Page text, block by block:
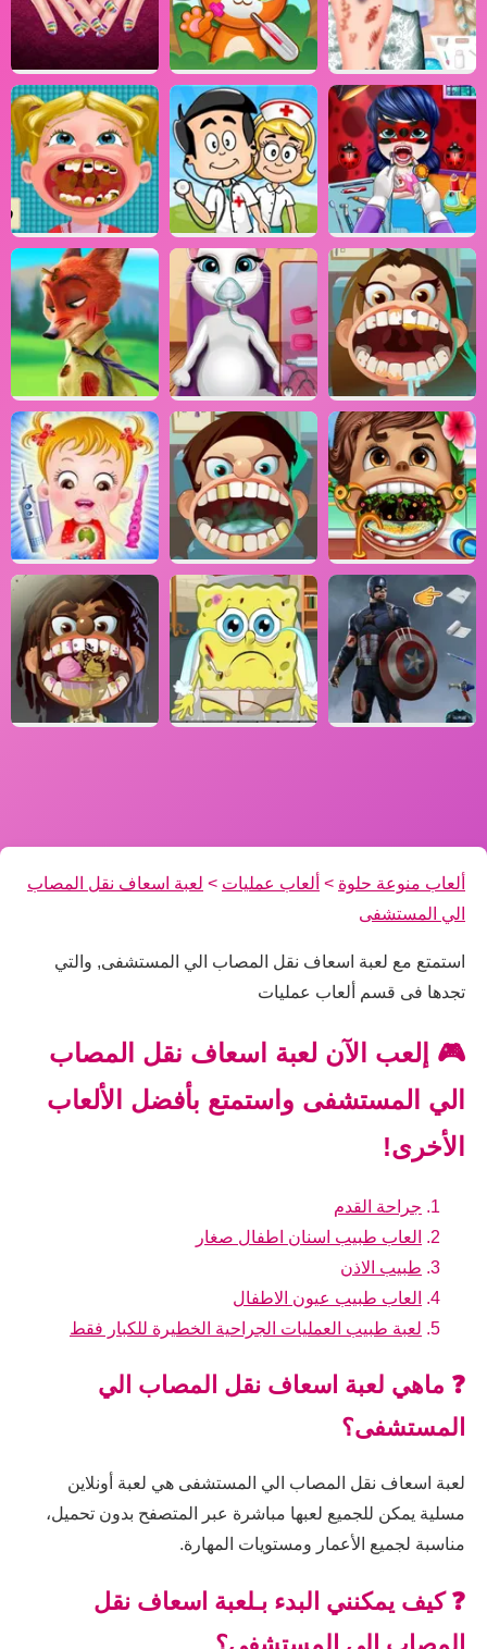
ألعاب منوعة حلوة > ألعاب عمليات > لعبة اسعاف نقل المصاب
الي المستشفى
استمتع مع لعبة اسعاف نقل المصاب الي المستشفى, والتي
تجدها فى قسم ألعاب عمليات
🎮 إلعب الآن لعبة اسعاف نقل المصاب
الي المستشفى واستمتع بأفضل الألعاب
الأخرى!
جراحة القدم
العاب طبيب اسنان اطفال صغار
طبيب الاذن
العاب طبيب عيون الاطفال
لعبة طبيب العمليات الجراحية الخطيرة للكبار فقط
❓ ماهي لعبة اسعاف نقل المصاب الي
المستشفى؟
لعبة اسعاف نقل المصاب الي المستشفى هي لعبة أونلاين
مسلية يمكن للجميع لعبها مباشرة عبر المتصفح بدون تحميل،
مناسبة لجميع الأعمار ومستويات المهارة.
❓ كيف يمكنني البدء بـلعبة اسعاف نقل